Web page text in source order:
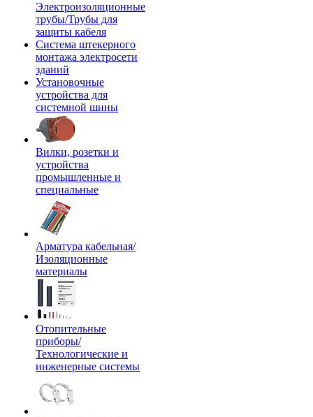
Электроизоляционные
трубы/Трубы для
защиты кабеля
Система штекерного
монтажа электросети
зданий
Установочные
устройства для
системной шины
Вилки, розетки и
устройства
промышленные и
специальные
Арматура кабельная/
Изоляционные
материалы
Отопительные
приборы/
Технологические и
инженерные системы